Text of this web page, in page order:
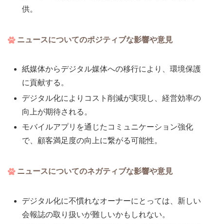
供。
ニュースについてのポジティブな影響や意見
紙媒体からデジタル媒体への移行により、環境保護
に貢献する。
デジタル化によりコスト削減が実現し、経営効率の
向上が期待される。
モバイルアプリを通じたコミュニケーション強化
で、顧客満足度の向上に繋がる可能性。
ニュースについてのネガティブな影響や意見
デジタル化に不慣れなオーナーにとっては、新しい
会報誌の取り扱いが難しいかもしれない。